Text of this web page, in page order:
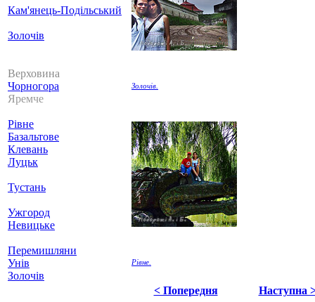
Кам'янець-Подільський
Золочів
Верховина
Чорногора
Яремче
Рівне
Базальтове
Клевань
Луцьк
Тустань
Ужгород
Невицьке
Перемишляни
Унів
Золочів
Золочів.
Рівне.
< Попередня Наступна